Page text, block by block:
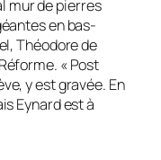
mur de pierres
en bas-
Théodore de
« Post
y est gravée. En
Eynard est à